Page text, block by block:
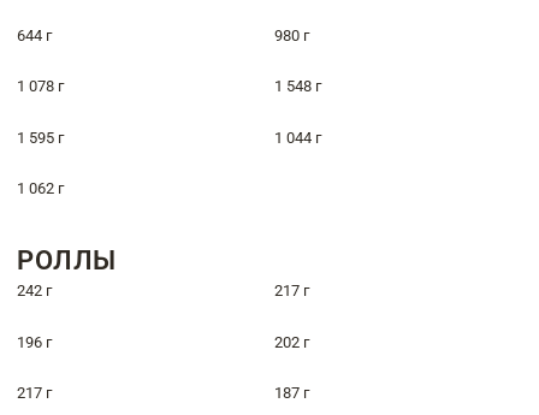
644 г 980 г
1 078 г 1 548 г
1 595 г 1 044 г
1 062 г
РОЛЛЫ
242 г 217 г
196 г 202 г
217 г 187 г